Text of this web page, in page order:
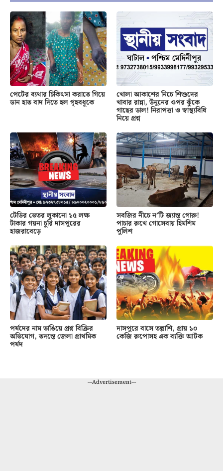
পেটের ব্যথার চিকিৎসা করাতে গিয়ে
ডান হাত বাদ দিতে হল গৃহবধূকে
খোলা আকাশের নিচে শিশুদের
খাবার রান্না, উনুনের ওপর ঝুঁকে
গাছের ডাল! নিরাপত্তা ও স্বাস্থ্যবিধি
নিয়ে প্রশ্ন
টেডির ভেতর লুকানো ১৫ লক্ষ
টাকার গয়না চুরি দাসপুরের
হাজরাবেড়ে
সবজির নীচে ন’টি জ্যান্ত গোরু!
পাচার রুখে গোসেবায় হিমশিম
পুলিশ
পর্ষদের নাম ভাঙিয়ে প্রশ্ন বিক্রির
অভিযোগ, তদন্তে জেলা প্রাথমিক
পর্ষদ
দাসপুরে বাসে তল্লাশি, প্রায় ১০
কেজি রুপোসহ এক ব্যক্তি আটক
---Advertisement---